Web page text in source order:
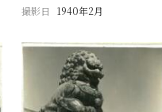
撮影日
1940年2月